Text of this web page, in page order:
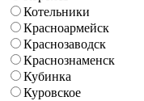
Котельники
Красноармейск
Краснозаводск
Краснознаменск
Кубинка
Куровское